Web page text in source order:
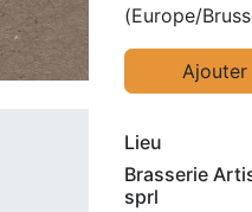
(Europe/
Ajouter
Lieu
Brasserie
sprl